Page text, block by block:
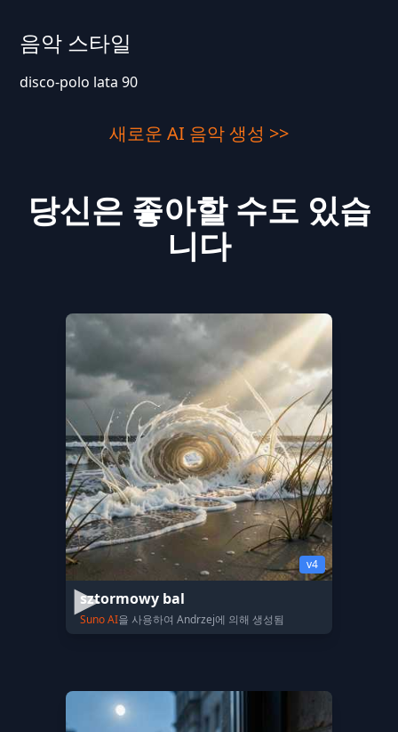
음악 스타일
disco-polo lata 90
새로운 AI 음악 생성 >>
당신은 좋아할 수도 있습
니다
v4
sztormowy bal
Suno AI을 사용하여 Andrzej에 의해 생성됨